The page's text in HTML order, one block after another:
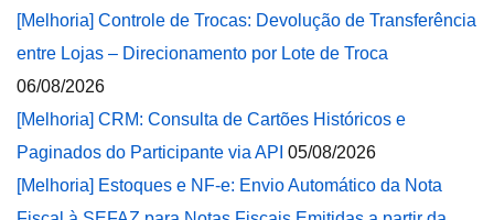
[Melhoria] Controle de Trocas: Devolução de Transferência
entre Lojas – Direcionamento por Lote de Troca
06/08/2026
[Melhoria] CRM: Consulta de Cartões Históricos e
Paginados do Participante via API 05/08/2026
[Melhoria] Estoques e NF-e: Envio Automático da Nota